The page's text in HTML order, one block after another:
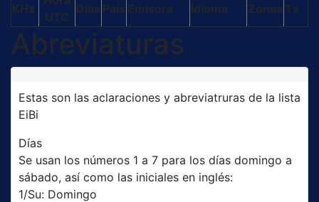
KHz
UTC
Días País Emisora Idioma Zonas Tx
Abreviaturas
Estas son las aclaraciones y abreviatruras de la lista
EiBi
Días
Se usan los números 1 a 7 para los días domingo a
sábado, así como las iniciales en inglés:
1/Su: Domingo